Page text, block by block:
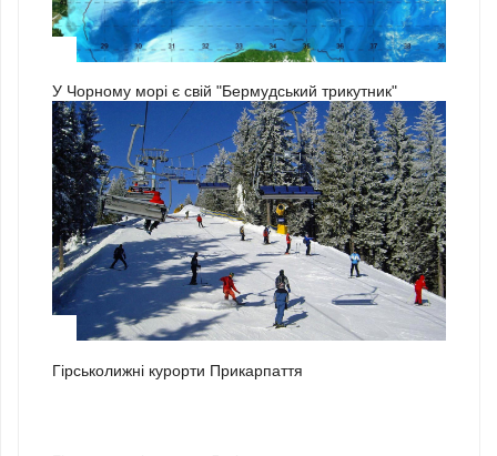
У Чорному морі є свій "Бермудський трикутник"
Гірськолижні курорти Прикарпаття